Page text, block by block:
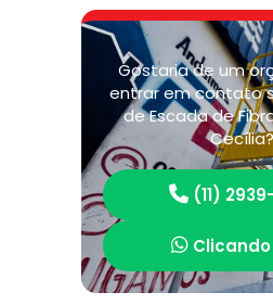
Gostaria de um
entrar em contato
de Escada de
(11)